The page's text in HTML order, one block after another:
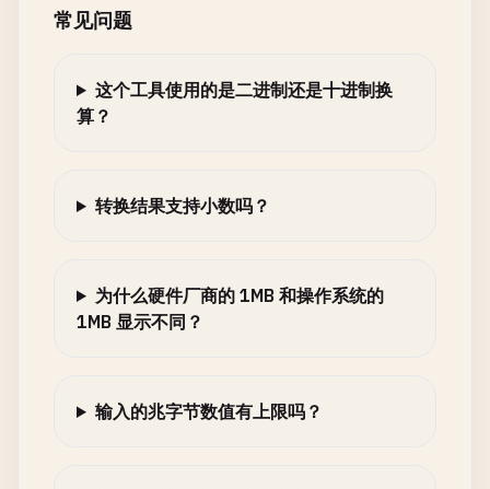
常见问题
这个工具使用的是二进制还是十进制换
算？
转换结果支持小数吗？
为什么硬件厂商的 1MB 和操作系统的
1MB 显示不同？
输入的兆字节数值有上限吗？